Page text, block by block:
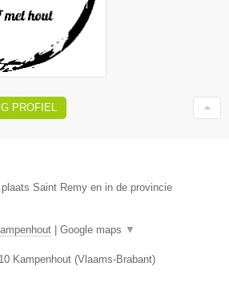
PROFIEL
Saint Remy en in de provincie
Google maps ▼
Kampenhout (Vlaams-Brabant)